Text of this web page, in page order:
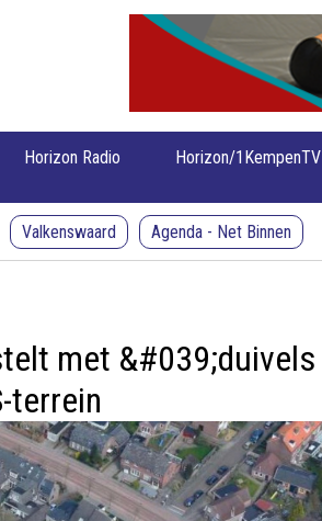
Horizon Radio Horizon/1KempenTV
Valkenswaard Agenda - Net Binnen
met &#039;duivels
terrein